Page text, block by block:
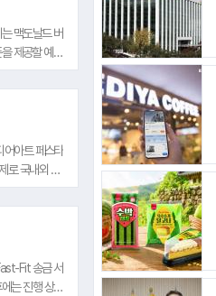
금리로 외화
투자자 소통
맥도날드 버
제공할 예정
능하며, 이벤
스를 연계해
택과 서비스
어아트 페스타
로 국내외 28
기회를 제공했
한 자세한 내
다.
Fit 송금 서
는 진행 상태